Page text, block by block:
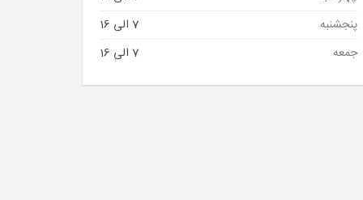
پنجشنبه
7 الی 16
جمعه
7 الی 16